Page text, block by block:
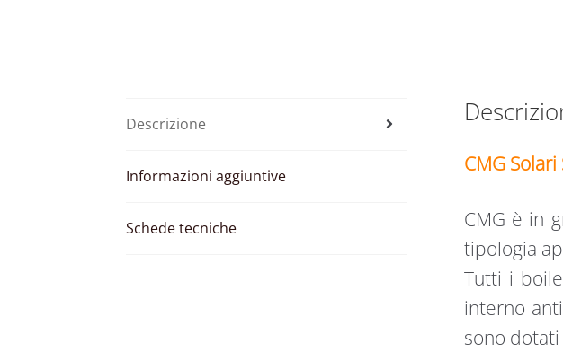
Descrizione
Informazioni aggiuntive
Schede tecniche
CMG
CMG è in
tipologia
Tutti i
interno
sono